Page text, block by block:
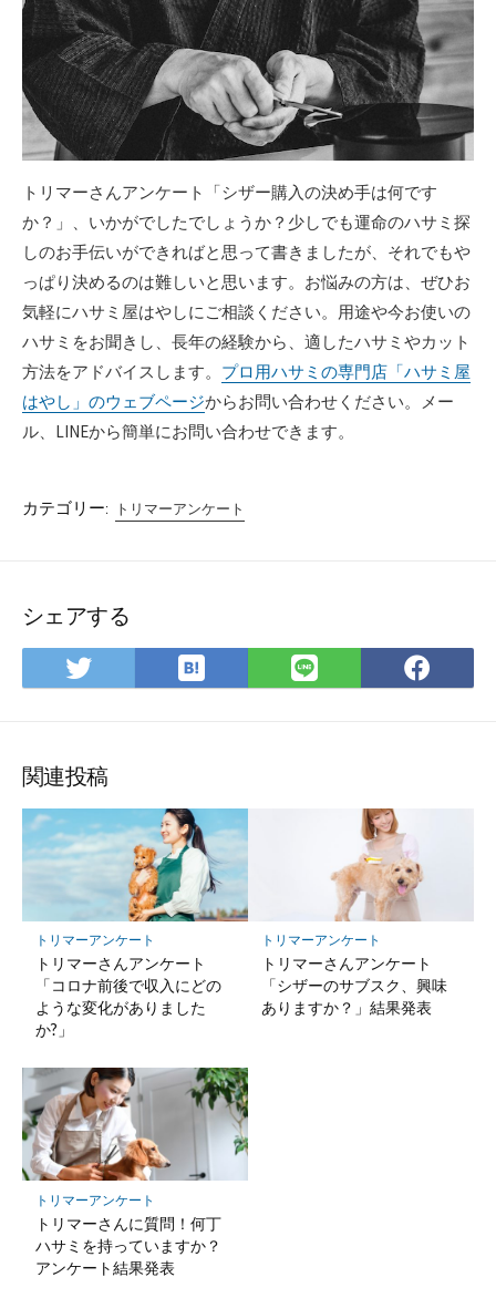
トリマーさんアンケート「シザー購入の決め手は何です
か？」、いかがでしたでしょうか？少しでも運命のハサミ探
しのお手伝いができればと思って書きましたが、それでもや
っぱり決めるのは難しいと思います。お悩みの方は、ぜひお
気軽にハサミ屋はやしにご相談ください。用途や今お使いの
ハサミをお聞きし、長年の経験から、適したハサミやカット
方法をアドバイスします。 プロ用ハサミの専門店「ハサミ屋
はやし」のウェブページからお問い合わせください。メー
ル、LINEから簡単にお問い合わせできます。
カテゴリー: トリマーアンケート
シェアする
Twitter
で
ア
は
て
マ
ー
ク
に
保
LINE
で
で
関連投稿
トリマーアンケート
トリマーさんアンケート
「コロナ前後で収入にどの
ような変化がありました
か?」
トリマーアンケート
トリマーさんアンケート
「シザーのサブスク、興味
ありますか？」結果発表
トリマーアンケート
トリマーさんに質問！何丁
ハサミを持っていますか？
アンケート結果発表